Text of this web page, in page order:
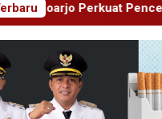
HIV di Kalangan